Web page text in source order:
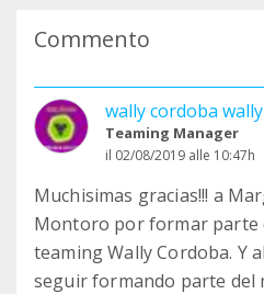
Commento
wally cordoba
Teaming Manager
il 02/08/2019 alle 10:47h
Muchisimas gracias!!! a
Montoro por formar parte
teaming Wally Cordoba. Y
seguir formando parte del